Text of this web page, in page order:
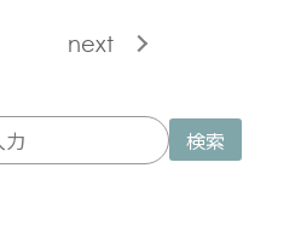
next
検索